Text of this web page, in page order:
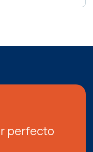
perfecto